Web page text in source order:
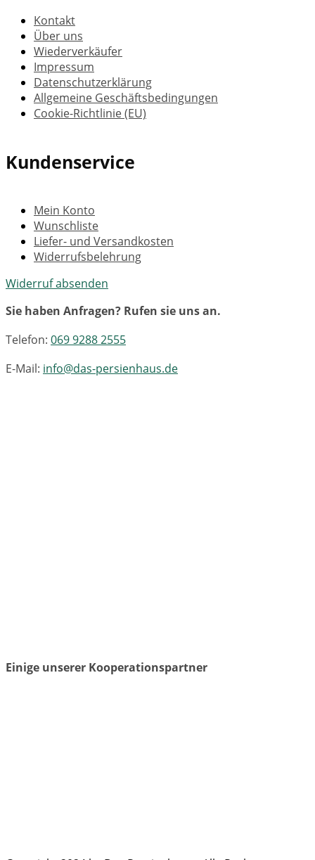
Kontakt
Über uns
Wiederverkäufer
Impressum
Datenschutzerklärung
Allgemeine Geschäftsbedingungen
Cookie-Richtlinie (EU)
Kundenservice
Mein Konto
Wunschliste
Liefer- und Versandkosten
Widerrufsbelehrung
Widerruf absenden
Sie haben Anfragen? Rufen sie uns an.
Telefon: 069 9288 2555
E-Mail: info@das-persienhaus.de
Einige unserer Kooperationspartner